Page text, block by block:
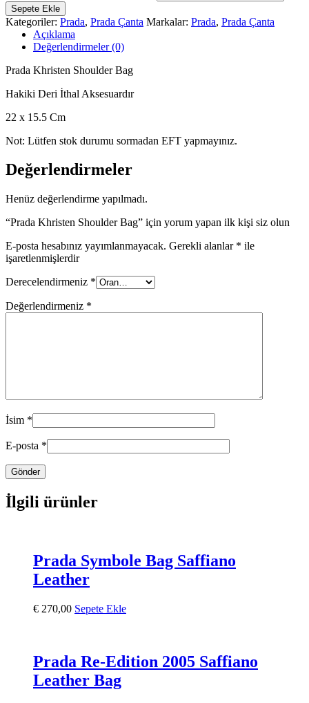
Sepete Ekle
Kategoriler: Prada, Prada Çanta Markalar: Prada, Prada Çanta
Açıklama
Değerlendirmeler (0)
Prada Khristen Shoulder Bag
Hakiki Deri İthal Aksesuardır
22 x 15.5 Cm
Not: Lütfen stok durumu sormadan EFT yapmayınız.
Değerlendirmeler
Henüz değerlendirme yapılmadı.
“Prada Khristen Shoulder Bag” için yorum yapan ilk kişi siz olun
E-posta hesabınız yayımlanmayacak. Gerekli alanlar * ile
işaretlenmişlerdir
Derecelendirmeniz *
Değerlendirmeniz *
İsim *
E-posta *
İlgili ürünler
Prada Symbole Bag Saffiano
Leather
€ 270,00 Sepete Ekle
Prada Re-Edition 2005 Saffiano
Leather Bag